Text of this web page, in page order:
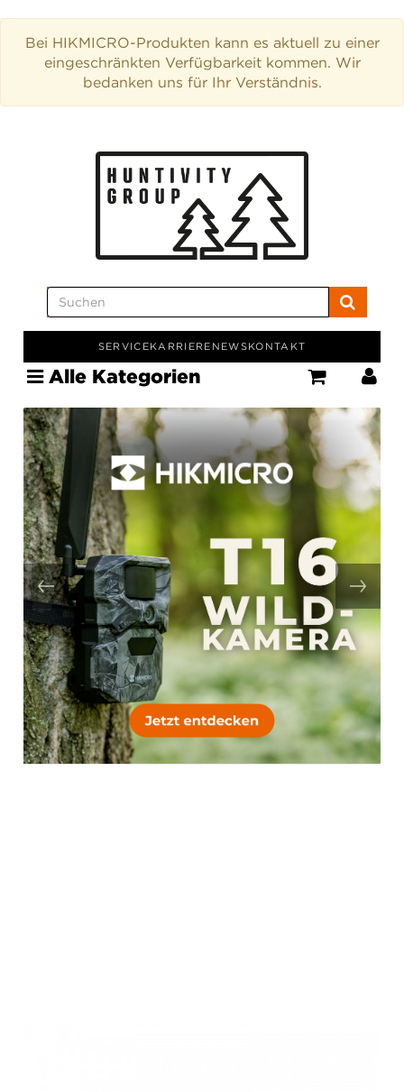
Bei HIKMICRO-Produkten kann es aktuell zu einer
eingeschränkten Verfügbarkeit kommen. Wir
bedanken uns für Ihr Verständnis.
SERVICEKARRIERE NEWSKONTAKT
Alle Kategorien